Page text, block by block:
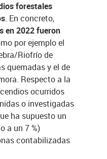
forestales
. En concreto,
en 2022 fueron
por ejemplo el
Riofrío de
quemadas y el de
Respecto a la
ocurridos
o investigadas
ha supuesto un
a un 7 %)
contabilizadas